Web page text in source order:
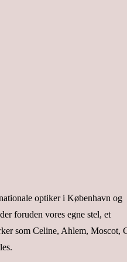
optiker i København og
foruden vores egne stel, et
som Celine, Ahlem, Moscot,